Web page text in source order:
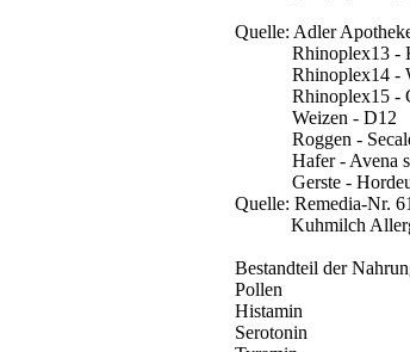
Quelle: Adler
Rhinoplex13 -
Rhinoplex14 -
Rhinoplex15 -
Weizen - D12
Roggen -
Hafer - Avena
Gerste -
Quelle: Remedia-Nr.
Kuhmilch
Bestandteil der
Pollen
Histamin
Serotonin